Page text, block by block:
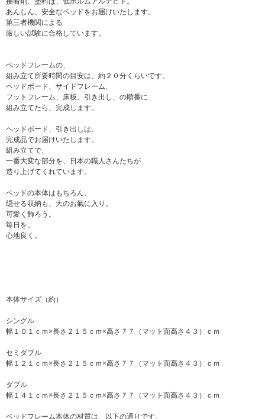
あんしん、安全なベッドをお届けいたします。
第三者機関による
厳しい試験に合格しています。
ベッドフレームの、
組み立て所要時間の目安は、約２０分くらいです。
ヘッドボード、サイドフレーム、
フットフレーム、床板、引き出し、の順番に
組み立てたら、完成します。
ヘッドボード、引き出しは、
完成品でお届けいたします。
組み立てで、
一番大変な部分を、日本の職人さんたちが
造り上げてくれています。
ベッドの本体はもちろん、
隠せる収納も、大のお氣に入り。
可愛く飾ろう。
毎日を。
心地良く。
本体サイズ（約）
シングル
幅１０１ｃｍ×長さ２１５ｃｍ×高さ７７（マット面高さ４３）ｃｍ
セミダブル
幅１２１ｃｍ×長さ２１５ｃｍ×高さ７７（マット面高さ４３）ｃｍ
ダブル
幅１４１ｃｍ×長さ２１５ｃｍ×高さ７７（マット面高さ４３）ｃｍ
ベッドフレーム本体の材質は、以下の通りです。